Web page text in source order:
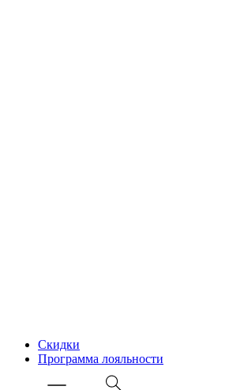
Скидки
Программа лояльности